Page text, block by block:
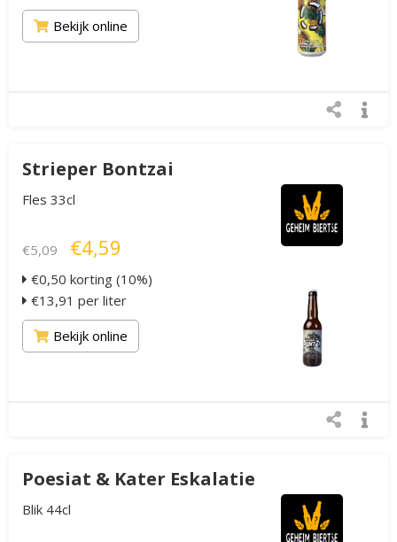
Bekijk online
Strieper Bontzai
Fles 33cl
€5,09 €4,59
€0,50 korting (10%)
€13,91 per liter
Bekijk online
Poesiat & Kater Eskalatie
Blik 44cl